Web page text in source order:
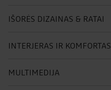
IŠORĖS DIZAINAS & RATAI
INTERJERAS IR KOMFORTAS
MULTIMEDIJA